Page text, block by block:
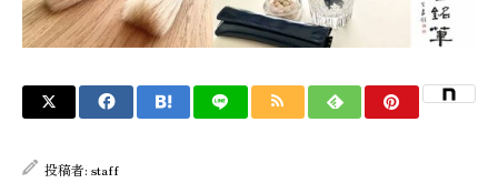
投稿者: staff